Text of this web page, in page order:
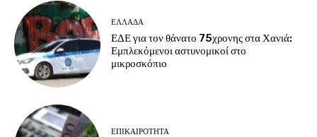
ΕΛΛΑΔΑ
ΕΔΕ για τον θάνατο 75χρονης στα Χανιά:
Εμπλεκόμενοι αστυνομικοί στο
μικροσκόπιο
ΕΠΙΚΑΙΡΟΤΗΤΑ